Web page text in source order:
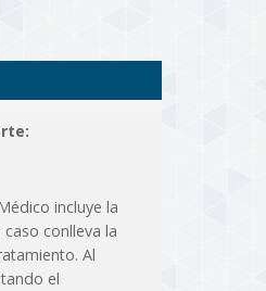
incluye la
conlleva la
Al
el